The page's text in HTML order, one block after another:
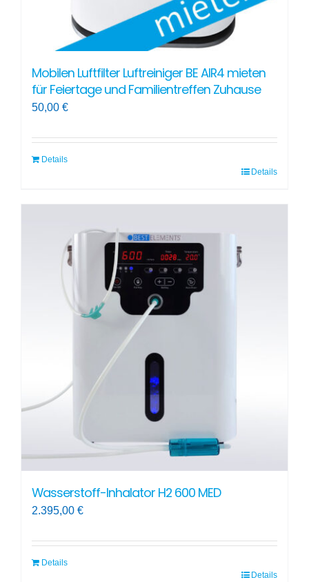
Mobilen Luftfilter Luftreiniger BE AIR4 mieten
für Feiertage und Familientreffen Zuhause
50,00 €
Details
Details
Wasserstoff-Inhalator H2 600 MED
2.395,00 €
Details
Details